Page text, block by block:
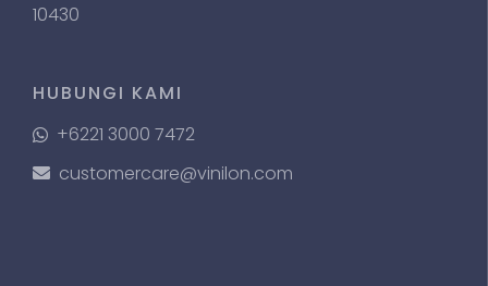
10430
HUBUNGI KAMI
+6221 3000 7472
customercare@vinilon.com